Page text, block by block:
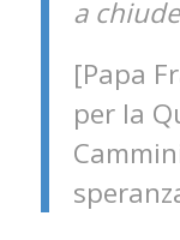
a
[Papa
per la